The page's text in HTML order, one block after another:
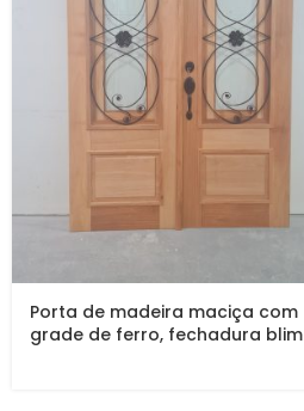
Porta de madeira maciça com
grade de ferro, fechadura blim